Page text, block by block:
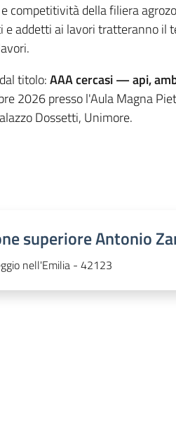
competitività della filiera
e addetti ai lavori tratteranno il
titolo:AAA cercasi — api,
2026 presso l'Aula Magna
Dossetti, Unimore.
superiore Antonio
nell'Emilia - 42123